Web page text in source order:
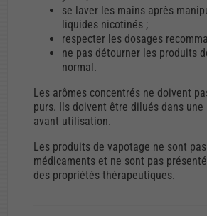
se laver les mains après
liquides nicotinés ;
respecter les dosages
ne pas détourner les produits
normal.
Les arômes concentrés ne doivent
purs. Ils doivent être dilués dans une
avant utilisation.
Les produits de vapotage ne sont
médicaments et ne sont pas
des propriétés thérapeutiques.